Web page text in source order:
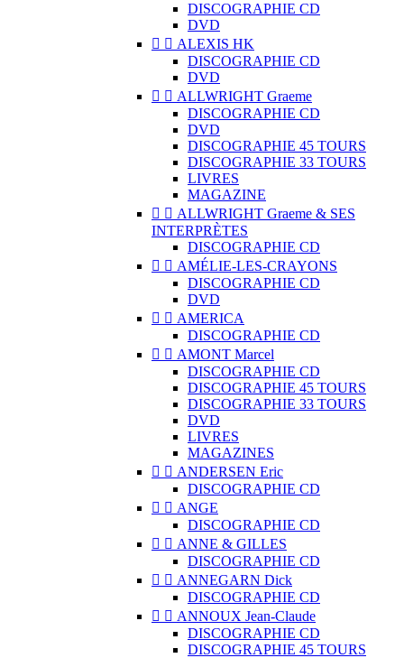
DISCOGRAPHIE CD
DVD
  ALEXIS HK
DISCOGRAPHIE CD
DVD
  ALLWRIGHT Graeme
DISCOGRAPHIE CD
DVD
DISCOGRAPHIE 45 TOURS
DISCOGRAPHIE 33 TOURS
LIVRES
MAGAZINE
  ALLWRIGHT Graeme & SES
INTERPRÈTES
DISCOGRAPHIE CD
  AMÉLIE-LES-CRAYONS
DISCOGRAPHIE CD
DVD
  AMERICA
DISCOGRAPHIE CD
  AMONT Marcel
DISCOGRAPHIE CD
DISCOGRAPHIE 45 TOURS
DISCOGRAPHIE 33 TOURS
DVD
LIVRES
MAGAZINES
  ANDERSEN Eric
DISCOGRAPHIE CD
  ANGE
DISCOGRAPHIE CD
  ANNE & GILLES
DISCOGRAPHIE CD
  ANNEGARN Dick
DISCOGRAPHIE CD
  ANNOUX Jean-Claude
DISCOGRAPHIE CD
DISCOGRAPHIE 45 TOURS